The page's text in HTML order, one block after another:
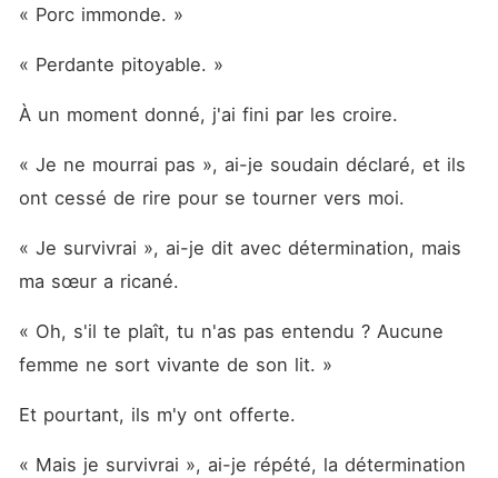
« Porc immonde. »
« Perdante pitoyable. »
À un moment donné, j'ai fini par les croire.
« Je ne mourrai pas », ai-je soudain déclaré, et ils
ont cessé de rire pour se tourner vers moi.
« Je survivrai », ai-je dit avec détermination, mais
ma sœur a ricané.
« Oh, s'il te plaît, tu n'as pas entendu ? Aucune
femme ne sort vivante de son lit. »
Et pourtant, ils m'y ont offerte.
« Mais je survivrai », ai-je répété, la détermination